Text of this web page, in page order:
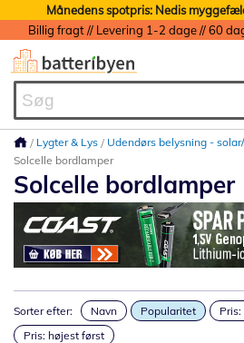
Månedens spotpris: Nedis
Lygter & Lys
Udendørs belysning -
Solcelle bordlamper
Solcelle bordlamper
Sorter efter: Navn Popularitet
Pris: højest først